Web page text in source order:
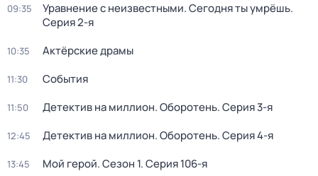
09:35 Уравнение с неизвестными. Сегодня ты умрёшь.
Серия 2-я
10:35 Актёрские драмы
11:30 События
11:50 Детектив на миллион. Оборотень. Серия 3-я
12:45 Детектив на миллион. Оборотень. Серия 4-я
13:45 Мой герой. Сезон 1. Серия 106-я